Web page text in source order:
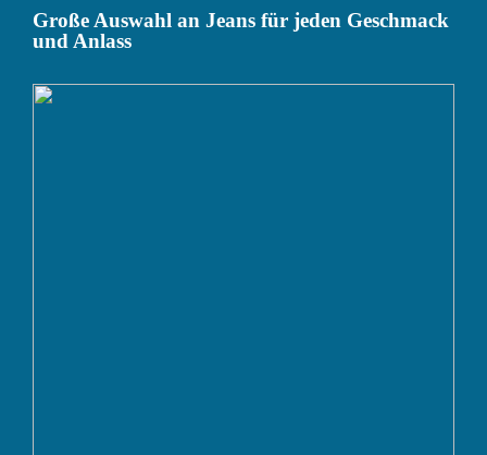
Große Auswahl an Jeans für jeden Geschmack
und Anlass